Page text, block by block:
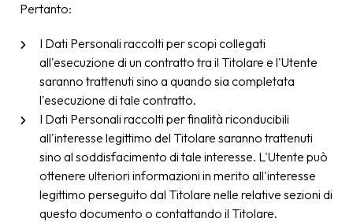
Pertanto:
I Dati Personali raccolti per scopi collegati
all'esecuzione di un contratto tra il Titolare e l'Utente
saranno trattenuti sino a quando sia completata
l'esecuzione di tale contratto.
I Dati Personali raccolti per finalità riconducibili
all'interesse legittimo del Titolare saranno trattenuti
sino al soddisfacimento di tale interesse. L'Utente può
ottenere ulteriori informazioni in merito all'interesse
legittimo perseguito dal Titolare nelle relative sezioni di
questo documento o contattando il Titolare.